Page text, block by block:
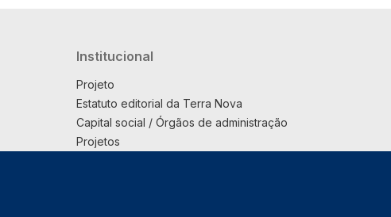
Institucional
Projeto
Estatuto editorial da Terra Nova
Capital social / Órgãos de administração
Projetos